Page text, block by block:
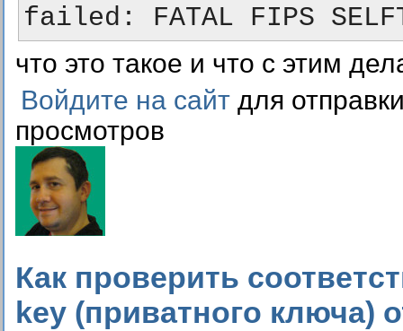
failed: FATAL FIPS
что это такое и что с этим
Войдите на сайт для
просмотров
Как проверить
key (приватного ключа)